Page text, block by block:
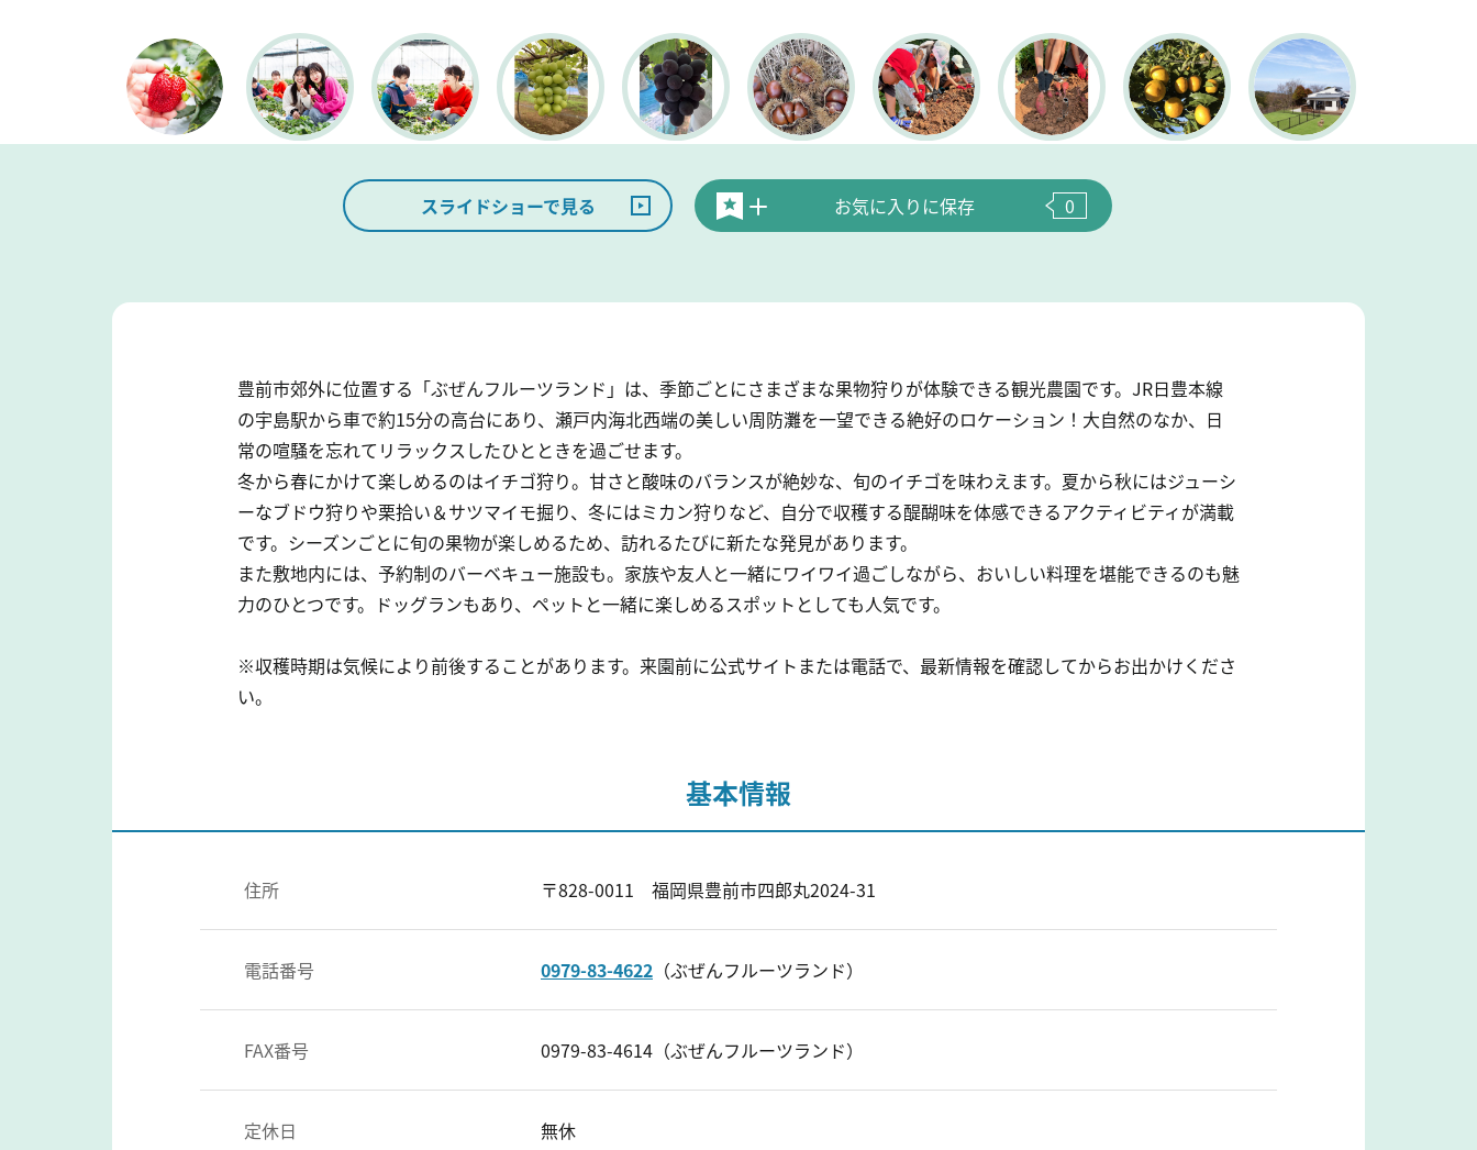
スライドショーで見る お気に入りに保存 0
豊前市郊外に位置する「ぶぜんフルーツランド」は、季節ごとにさまざまな果物狩りが体験できる観光農園です。JR日豊本線
の宇島駅から車で約15分の高台にあり、瀬戸内海北西端の美しい周防灘を一望できる絶好のロケーション！大自然のなか、日
常の喧騒を忘れてリラックスしたひとときを過ごせます。
冬から春にかけて楽しめるのはイチゴ狩り。甘さと酸味のバランスが絶妙な、旬のイチゴを味わえます。夏から秋にはジューシ
ーなブドウ狩りや栗拾い＆サツマイモ掘り、冬にはミカン狩りなど、自分で収穫する醍醐味を体感できるアクティビティが満載
です。シーズンごとに旬の果物が楽しめるため、訪れるたびに新たな発見があります。
また敷地内には、予約制のバーベキュー施設も。家族や友人と一緒にワイワイ過ごしながら、おいしい料理を堪能できるのも魅
力のひとつです。ドッグランもあり、ペットと一緒に楽しめるスポットとしても人気です。
※収穫時期は気候により前後することがあります。来園前に公式サイトまたは電話で、最新情報を確認してからお出かけくださ
い。
基本情報
住所 〒828-0011 福岡県豊前市四郎丸2024-31
電話番号 0979-83-4622 （ぶぜんフルーツランド）
FAX番号 0979-83-4614（ぶぜんフルーツランド）
定休日 無休